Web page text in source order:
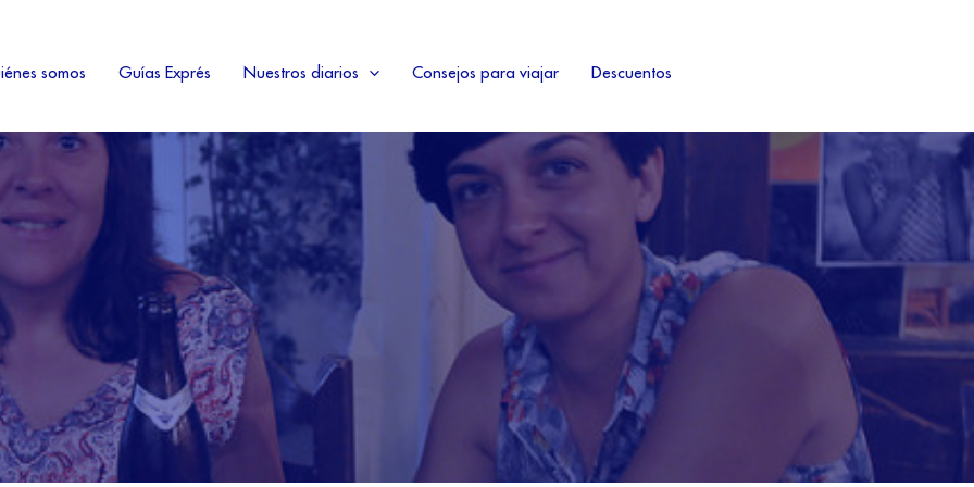
somos Guías Exprés Nuestros diarios Consejos para viajar Descuentos